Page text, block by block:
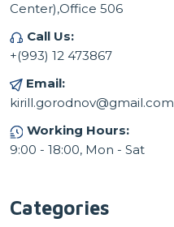
Center),Office 506
Call Us:
+(993) 12 473867
Email:
kirill.gorodnov@gmail.com
Working Hours:
9:00 - 18:00, Mon - Sat
Categories